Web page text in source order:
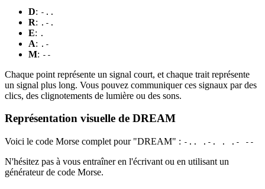
D: -..
R: .-.
E: .
A: .-
M: --
Chaque point représente un signal court, et chaque trait représente
un signal plus long. Vous pouvez communiquer ces signaux par des
clics, des clignotements de lumière ou des sons.
Représentation visuelle de DREAM
Voici le code Morse complet pour "DREAM" : -.. .-. . .- --
N'hésitez pas à vous entraîner en l'écrivant ou en utilisant un
générateur de code Morse.